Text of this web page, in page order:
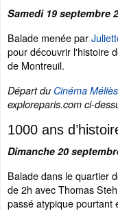
Samedi 19 septembre
Balade menée par
pour découvrir l'histoire
de Montreuil.
Départ du Cinéma Méliès
exploreparis.com ci-
1000 ans
Dimanche 20
Balade dans le quartier
de 2h avec Thomas
passé atypique pourtant